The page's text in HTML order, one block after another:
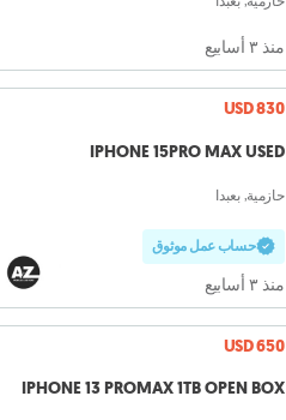
منذ ٣ أسابيع
USD 830
IPHONE 15PRO MAX USED
حازمية, بعبدا
حساب عمل موثوق
منذ ٣ أسابيع
USD 650
IPHONE 13 PROMAX 1TB OPEN BOX